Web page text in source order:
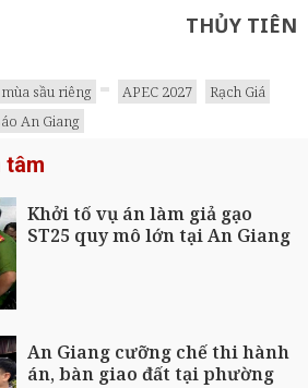
THỦY TIÊN
mùa sầu riêng APEC 2027
Rạch Giá
An Giang
tâm
Khởi tố vụ án làm giả gạo
ST25 quy mô lớn tại An Giang
An Giang cưỡng chế thi hành
án, bàn giao đất tại phường